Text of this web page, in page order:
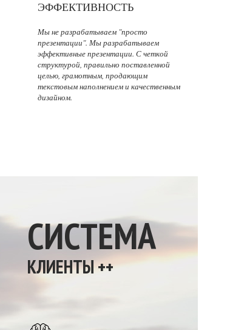
ЭФФЕКТИВНОСТЬ
Мы не разрабатываем "просто
презентации". Мы разрабатываем
эффективные презентации. С четкой
структурой, правильно поставленной
целью, грамотным, продающим
текстовым наполнением и качественным
дизайном.
СИСТЕМА
КЛИЕНТЫ ++